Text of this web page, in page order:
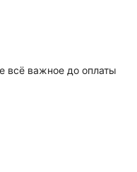
всё важное до оплаты